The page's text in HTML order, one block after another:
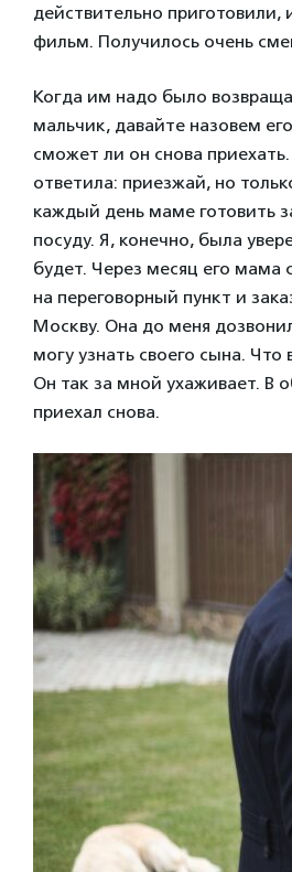
действительно приготовили,
фильм. Получилось очень
Когда им надо было
мальчик, давайте назовем
сможет ли он снова
ответила: приезжай, но
каждый день маме готовить
посуду. Я, конечно, была
будет. Через месяц его мама
на переговорный пункт и
Москву. Она до меня
могу узнать своего сына.
Он так за мной ухаживает. В
приехал снова.